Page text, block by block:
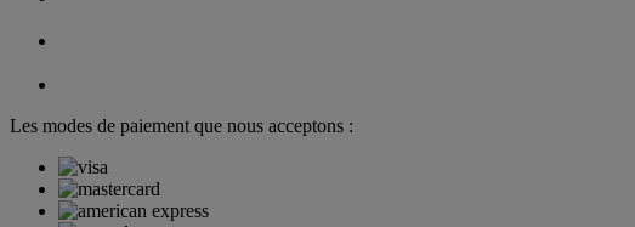
Les modes de paiement que nous acceptons :